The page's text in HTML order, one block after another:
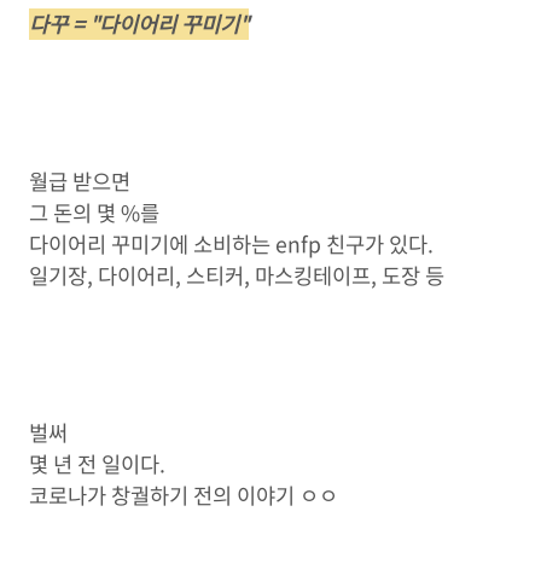
다꾸 = "다이어리 꾸미기"
월급 받으면
그 돈의 몇 %를
다이어리 꾸미기에 소비하는 enfp 친구가 있다.
일기장, 다이어리, 스티커, 마스킹테이프, 도장 등
벌써
몇 년 전 일이다.
코로나가 창궐하기 전의 이야기 ㅇㅇ